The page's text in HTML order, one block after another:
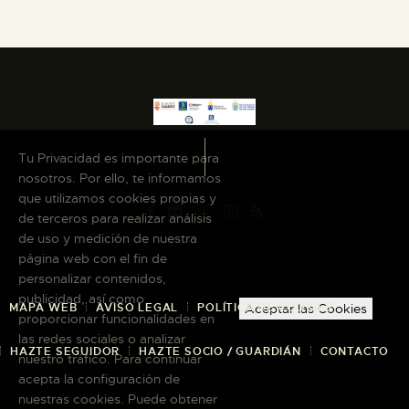
PREPARAR LA VISITA
ACTIVIDADES
█
EL MUSEO
COLECCIONES
DIDÁCTICA
MAPA WEB AVISO LEGAL POLÍTICA DE COOKIES
HAZTE SEGUIDOR HAZTE SOCIO / GUARDIÁN CONTACTO
Tu Privacidad es importante para
nosotros. Por ello, te informamos
que utilizamos cookies propias y
de terceros para realizar análisis
de uso y medición de nuestra
página web con el fin de
personalizar contenidos,
publicidad, así como
proporcionar funcionalidades en
las redes sociales o analizar
nuestro tráfico. Para continuar
acepta la configuración de
nuestras cookies. Puede obtener
Aceptar las Cookies